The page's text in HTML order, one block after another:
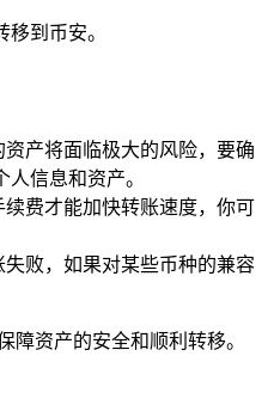
到币安。
产将面临极大的风险，要确
信息和资产。
费才能加快转账速度，你可
败，如果对某些币种的兼容
资产的安全和顺利转移。